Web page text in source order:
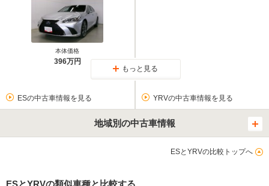
本体価格
396万円
もっと見る
ESの中古車情報を見る YRVの中古車情報を見る
地域別の中古車情報
ESとYRVの比較トップへ
ESとYRVの類似車種と比較する